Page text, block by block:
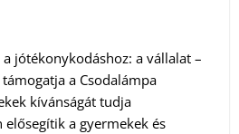
jótékonykodáshoz: a vállalat –
a Csodalámpa
kívánságát tudja
a gyermekek és